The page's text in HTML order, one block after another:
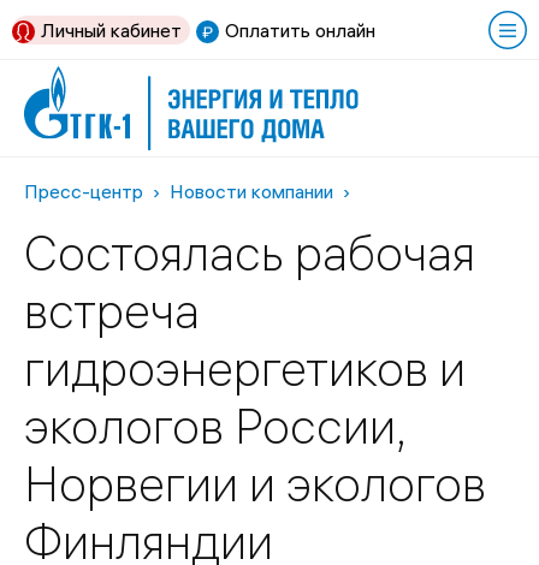
Оплатить онлайн
Личный кабинет
Пресс-центр Новости компании
Состоялась рабочая
встреча
гидроэнергетиков и
экологов России,
Норвегии и экологов
Финляндии